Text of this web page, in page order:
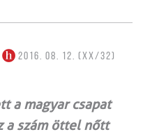
2016. 08. 12. (XX/32)
a magyar csapat
a szám öttel nőtt